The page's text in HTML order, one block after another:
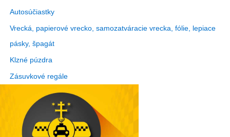
Autosúčiastky
Vrecká, papierové vrecko, samozatváracie vrecka, fólie, lepiace
pásky, špagát
Klzné púzdra
Zásuvkové regále